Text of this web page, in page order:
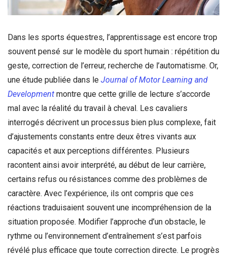
Dans les sports équestres, l’apprentissage est encore trop
souvent pensé sur le modèle du sport humain : répétition du
geste, correction de l’erreur, recherche de l’automatisme. Or,
une étude publiée dans le Journal of Motor Learning and
Development montre que cette grille de lecture s’accorde
mal avec la réalité du travail à cheval. Les cavaliers
interrogés décrivent un processus bien plus complexe, fait
d’ajustements constants entre deux êtres vivants aux
capacités et aux perceptions différentes. Plusieurs
racontent ainsi avoir interprété, au début de leur carrière,
certains refus ou résistances comme des problèmes de
caractère. Avec l’expérience, ils ont compris que ces
réactions traduisaient souvent une incompréhension de la
situation proposée. Modifier l’approche d’un obstacle, le
rythme ou l’environnement d’entraînement s’est parfois
révélé plus efficace que toute correction directe. Le progrès